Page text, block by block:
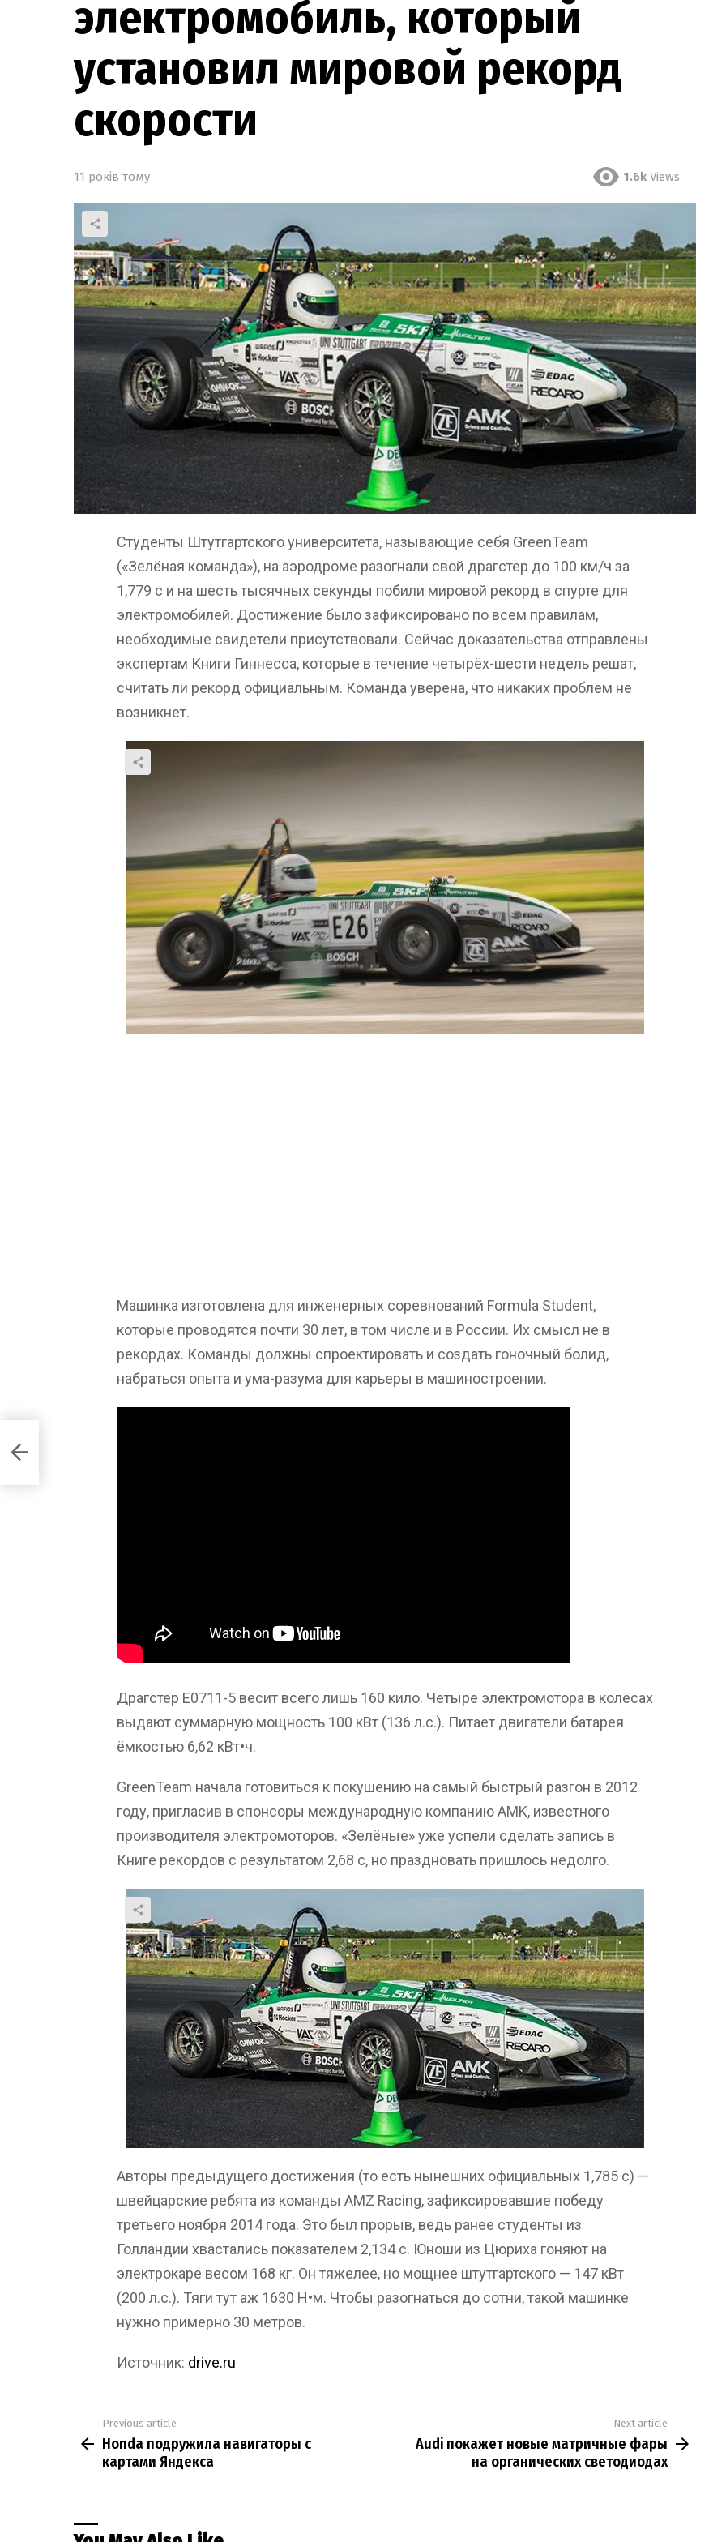
электромобиль, который
установил мировой рекорд
скорости
11 років тому 1.6k Views
Студенты Штутгартского университета, называющие себя GreenTeam
(«Зелёная команда»), на аэродроме разогнали свой драгстер до 100 км/ч за
1,779 с и на шесть тысячных секунды побили мировой рекорд в спурте для
электромобилей. Достижение было зафиксировано по всем правилам,
необходимые свидетели присутствовали. Сейчас доказательства отправлены
экспертам Книги Гиннесса, которые в течение четырёх-шести недель решат,
считать ли рекорд официальным. Команда уверена, что никаких проблем не
возникнет.
Машинка изготовлена для инженерных соревнований Formula Student,
которые проводятся почти 30 лет, в том числе и в России. Их смысл не в
рекордах. Команды должны спроектировать и создать гоночный болид,
набраться опыта и ума-разума для карьеры в машиностроении.
Драгстер E0711-5 весит всего лишь 160 кило. Четыре электромотора в колёсах
выдают суммарную мощность 100 кВт (136 л.с.). Питает двигатели батарея
ёмкостью 6,62 кВт•ч.
GreenTeam начала готовиться к покушению на самый быстрый разгон в 2012
году, пригласив в спонсоры международную компанию AMK, известного
производителя электромоторов. «Зелёные» уже успели сделать запись в
Книге рекордов с результатом 2,68 с, но праздновать пришлось недолго.
Авторы предыдущего достижения (то есть нынешних официальных 1,785 с) —
швейцарские ребята из команды AMZ Racing, зафиксировавшие победу
третьего ноября 2014 года. Это был прорыв, ведь ранее студенты из
Голландии хвастались показателем 2,134 с. Юноши из Цюриха гоняют на
электрокаре весом 168 кг. Он тяжелее, но мощнее штутгартского — 147 кВт
(200 л.с.). Тяги тут аж 1630 Н•м. Чтобы разогнаться до сотни, такой машинке
нужно примерно 30 метров.
Источник: drive.ru
more
Previous article
Honda подружила навигаторы с
картами Яндекса
Next article
Audi покажет новые матричные фары
на органических светодиодах